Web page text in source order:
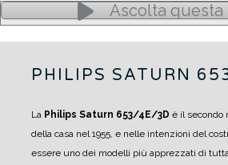
Ascolta questa
PHILIPS SATURN
La Philips Saturn 653/4E/3D è il secondo
della casa nel 1955, e nelle intenzioni del
essere uno dei modelli più apprezzati di